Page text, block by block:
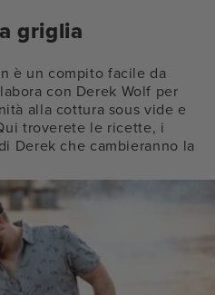
griglia
è un compito facile da
con Derek Wolf per
alla cottura sous vide e
troverete le ricette, i
Derek che cambieranno la